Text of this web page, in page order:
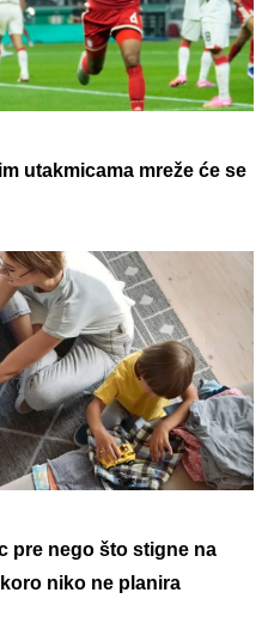
utakmicama mreže će se
pre nego što stigne na
niko ne planira